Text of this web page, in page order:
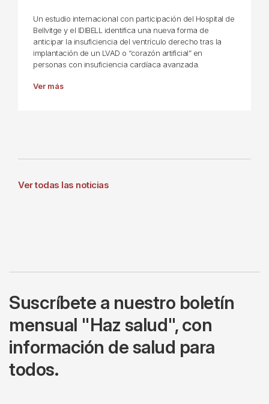
Un estudio internacional con participación del Hospital de
Bellvitge y el IDIBELL identifica una nueva forma de
anticipar la insuficiencia del ventrículo derecho tras la
implantación de un LVAD o “corazón artificial” en
personas con insuficiencia cardíaca avanzada.
Ver más
Ver todas las noticias
Suscríbete a nuestro boletín
mensual "Haz salud", con
información de salud para
todos.